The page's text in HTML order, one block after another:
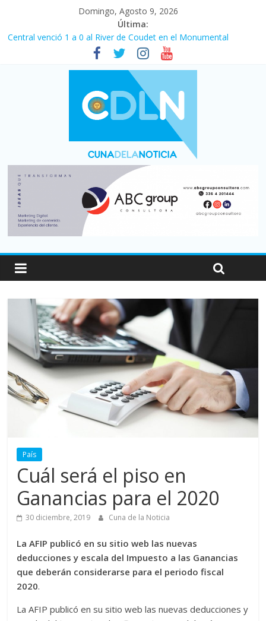
Domingo, Agosto 9, 2026
Última:
Central venció 1 a 0 al River de Coudet en el Monumental
La morosidad alcanzó su nivel más alto en dos décadas y ya
afecta a 400 mil deudores en Santa Fe
Desde que asumió Milei cerraron 41.000 kioscos: el sector
denuncia crisis como en 2001
Vacaciones de invierno con más movimiento y consumo
turístico: 4,6 millones de personas viajaron por el país, un 5,9%
Fuerte caída de la venta de autos usados en julio: bajó un 12,6%
País
Cuál será el piso en
Ganancias para el 2020
30 diciembre, 2019 Cuna de la Noticia
La AFIP publicó en su sitio web las nuevas
deducciones y escala del Impuesto a las Ganancias
que deberán considerarse para el periodo fiscal
2020.
La AFIP publicó en su sitio web las nuevas deducciones y